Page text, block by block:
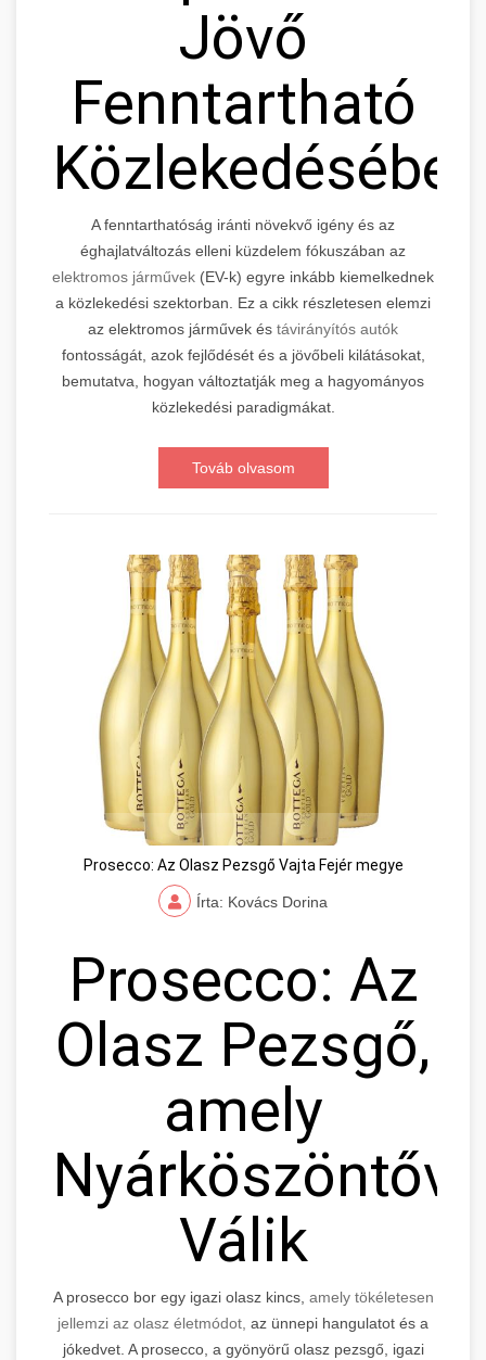
Jövő
Fenntartható
Közlekedésében
A fenntarthatóság iránti növekvő igény és az
éghajlatváltozás elleni küzdelem fókuszában az
elektromos járművek (EV-k) egyre inkább kiemelkednek
a közlekedési szektorban. Ez a cikk részletesen elemzi
az elektromos járművek és távirányítós autók
fontosságát, azok fejlődését és a jövőbeli kilátásokat,
bemutatva, hogyan változtatják meg a hagyományos
közlekedési paradigmákat.
Továb olvasom
Prosecco: Az Olasz Pezsgő Vajta Fejér megye
Írta: Kovács Dorina
Prosecco: Az
Olasz Pezsgő,
amely
Nyárköszöntővé
Válik
A prosecco bor egy igazi olasz kincs, amely tökéletesen
jellemzi az olasz életmódot, az ünnepi hangulatot és a
jókedvet. A prosecco, a gyönyörű olasz pezsgő, igazi